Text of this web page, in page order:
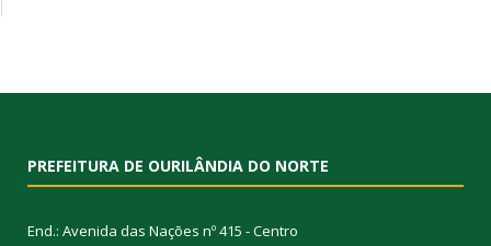
PREFEITURA DE OURILÂNDIA DO NORTE
End.: Avenida das Nações nº 415 - Centro